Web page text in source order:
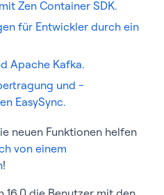
Zen Container SDK.
für Entwickler durch ein
Apache Kafka.
und -
EasySync.
neuen Funktionen helfen
von einem
!